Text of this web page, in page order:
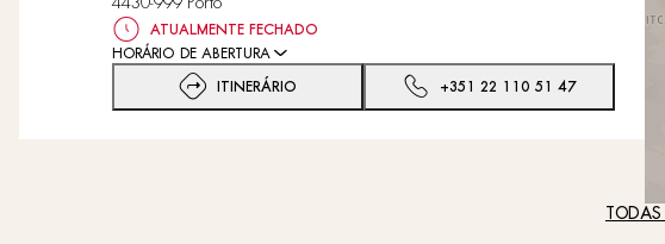
ATUALMENTE FECHADO
HORÁRIO DE ABERTURA
ITINERÁRIO +351 22 110 51 47